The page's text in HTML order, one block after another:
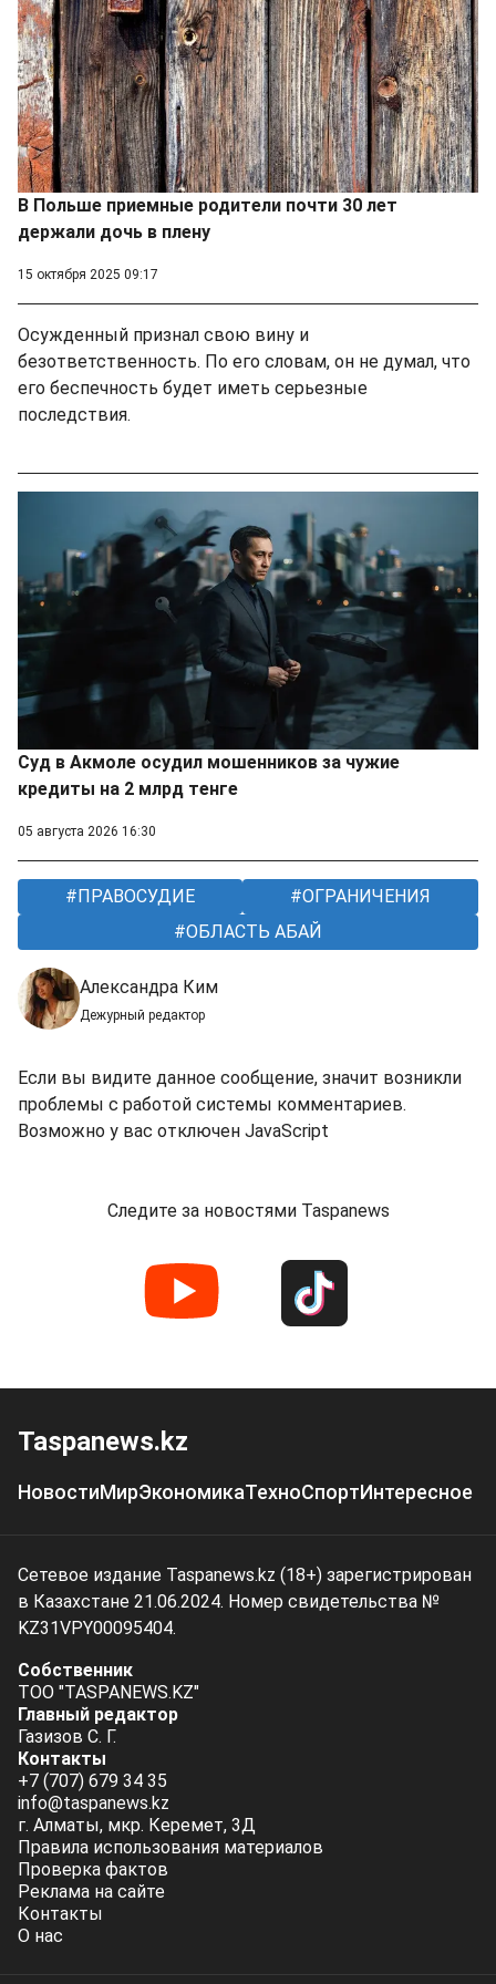
В Польше приемные родители почти 30 лет
держали дочь в плену
15 октября 2025 09:17
Осужденный признал свою вину и
безответственность. По его словам, он не думал, что
его беспечность будет иметь серьезные
последствия.
Суд в Акмоле осудил мошенников за чужие
кредиты на 2 млрд тенге
05 августа 2026 16:30
ПРАВОСУДИЕ
ОГРАНИЧЕНИЯ
ОБЛАСТЬ АБАЙ
Александра Ким
Дежурный редактор
Если вы видите данное сообщение, значит возникли
проблемы с работой системы комментариев.
Возможно у вас отключен JavaScript
Следите за новостями Taspanews
Taspanews.kz
НовостиМирЭкономикаТехноСпортИнтересное
Сетевое издание Taspanews.kz (18+) зарегистрирован
в Казахстане 21.06.2024. Номер свидетельства №
KZ31VPY00095404.
Собственник
ТОО "TASPANEWS.KZ"
Главный редактор
Газизов С. Г.
Контакты
+7 (707) 679 34 35
info@taspanews.kz
г. Алматы, мкр. Керемет, 3Д
Правила использования материалов
Проверка фактов
Реклама на сайте
Контакты
О нас